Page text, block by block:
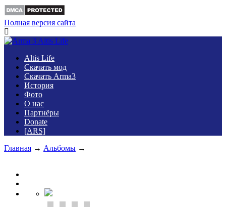
Полная версия сайта
Altis Life
Скачать мод
Скачать Arma3
История
Фото
О нас
Партнёры
Donate
[ARS]
Главная → Альбомы →